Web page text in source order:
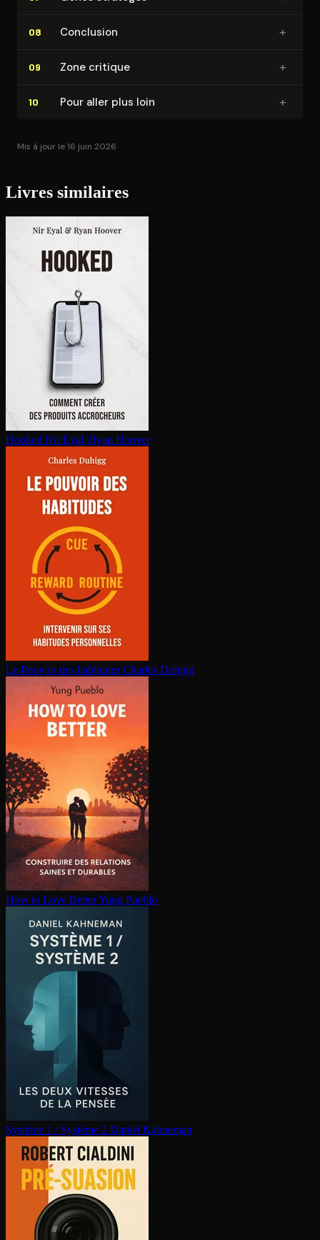
08 Conclusion +
09 Zone critique +
10 Pour aller plus loin +
Mis à jour le 16 juin 2026
Livres similaires
Hooked Nir Eyal, Ryan Hoover
Le Pouvoir des habitudes Charles Duhigg
How to Love BetterYung Pueblo
Système 1 / Système 2 Daniel Kahneman